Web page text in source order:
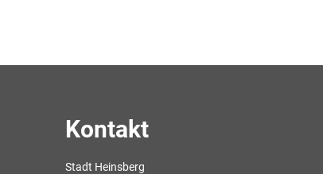
Kontakt
Stadt Heinsberg